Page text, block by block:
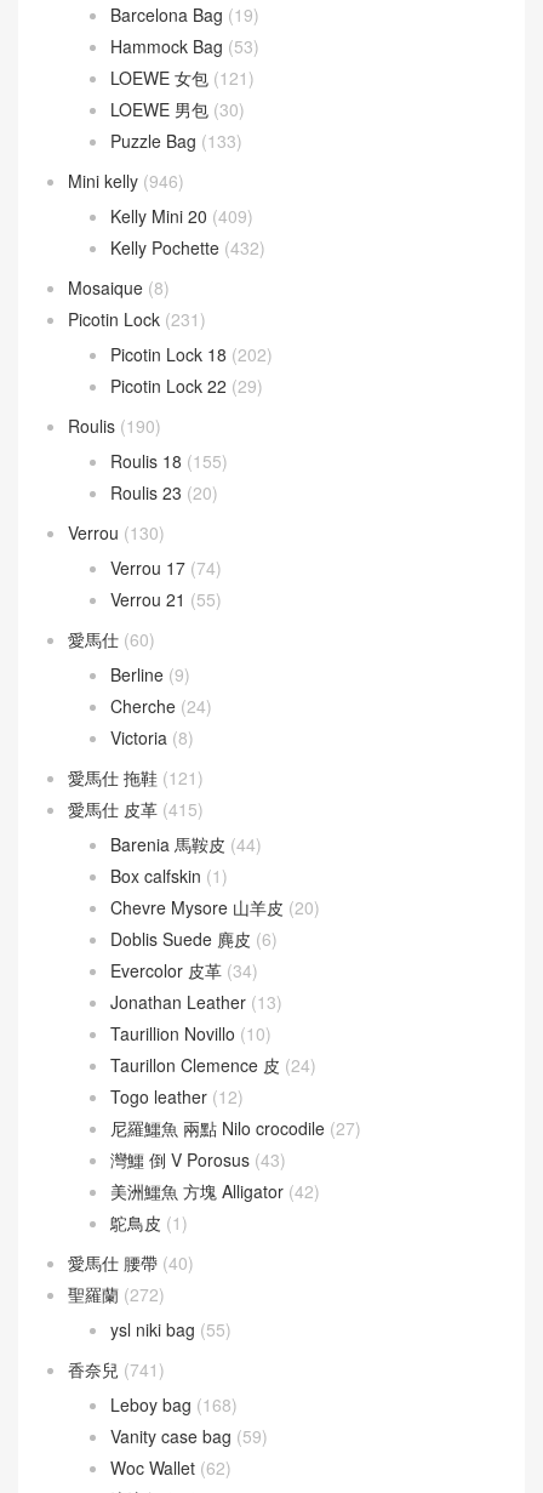
Barcelona Bag (19)
Hammock Bag (53)
LOEWE 女包 (121)
LOEWE 男包 (30)
Puzzle Bag (133)
Mini kelly (946)
Kelly Mini 20 (409)
Kelly Pochette (432)
Mosaique (8)
Picotin Lock (231)
Picotin Lock 18 (202)
Picotin Lock 22 (29)
Roulis (190)
Roulis 18 (155)
Roulis 23 (20)
Verrou (130)
Verrou 17 (74)
Verrou 21 (55)
愛馬仕 (60)
Berline (9)
Cherche (24)
Victoria (8)
愛馬仕 拖鞋 (121)
愛馬仕 皮革 (415)
Barenia 馬鞍皮 (44)
Box calfskin (1)
Chevre Mysore 山羊皮 (20)
Doblis Suede 麂皮 (6)
Evercolor 皮革 (34)
Jonathan Leather (13)
Taurillion Novillo (10)
Taurillon Clemence 皮 (24)
Togo leather (12)
尼羅鱷魚 兩點 Nilo crocodile (27)
灣鱷 倒 V Porosus (43)
美洲鱷魚 方塊 Alligator (42)
鴕鳥皮 (1)
愛馬仕 腰帶 (40)
聖羅蘭 (272)
ysl niki bag (55)
香奈兒 (741)
Leboy bag (168)
Vanity case bag (59)
Woc Wallet (62)